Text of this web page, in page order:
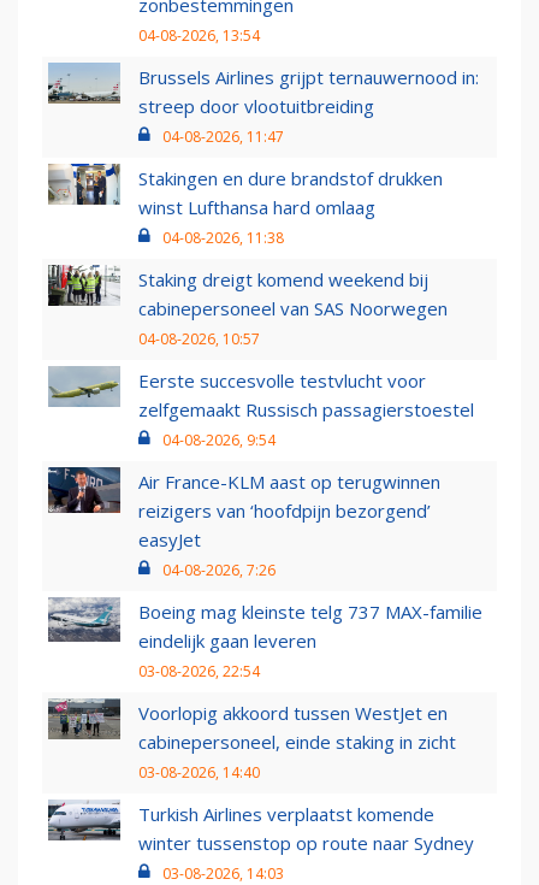
04-08-2026, 13:54
Brussels Airlines grijpt ternauwernood in:
streep door vlootuitbreiding
04-08-2026, 11:47
Stakingen en dure brandstof drukken
winst Lufthansa hard omlaag
04-08-2026, 11:38
Staking dreigt komend weekend bij
cabinepersoneel van SAS Noorwegen
04-08-2026, 10:57
Eerste succesvolle testvlucht voor
zelfgemaakt Russisch passagierstoestel
04-08-2026, 9:54
Air France-KLM aast op terugwinnen
reizigers van ‘hoofdpijn bezorgend’
easyJet
04-08-2026, 7:26
Boeing mag kleinste telg 737 MAX-familie
eindelijk gaan leveren
03-08-2026, 22:54
Voorlopig akkoord tussen WestJet en
cabinepersoneel, einde staking in zicht
03-08-2026, 14:40
Turkish Airlines verplaatst komende
winter tussenstop op route naar Sydney
03-08-2026, 14:03